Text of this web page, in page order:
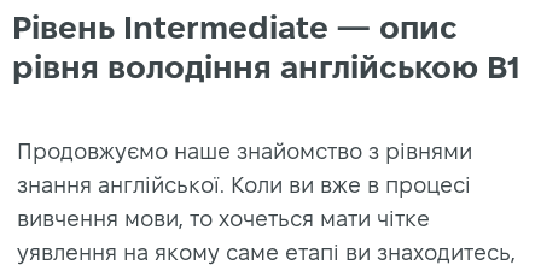
Рівень Intermediate — опис
рівня володіння англійською B1
Продовжуємо наше знайомство з рівнями
знання англійської. Коли ви вже в процесі
вивчення мови, то хочеться мати чітке
уявлення на якому саме етапі ви знаходитесь,